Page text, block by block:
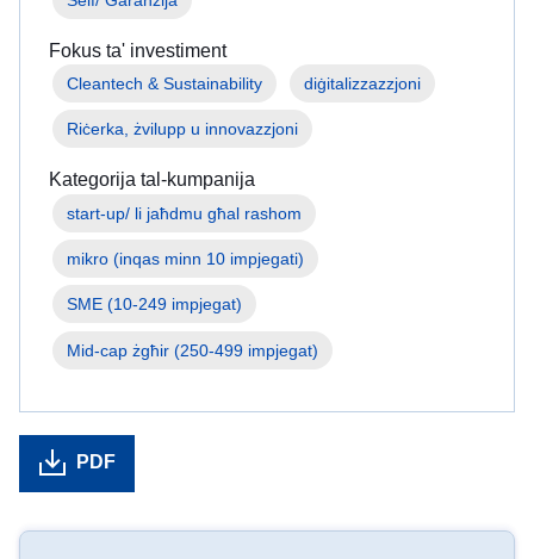
Fokus ta' investiment
Cleantech & Sustainability diġitalizzazzjoni
Riċerka, żvilupp u innovazzjoni
Kategorija tal-kumpanija
mikro (inqas minn 10 impjegati)
SME (10-249 impjegat)
Mid-cap żgħir (250-499 impjegat)
PDF